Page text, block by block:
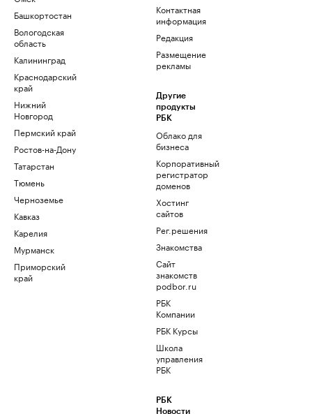
Башкортостан
Вологодская
область
Калининград
Краснодарский
край
Нижний
Новгород
Пермский край
Ростов-на-Дону
Татарстан
Тюмень
Черноземье
Кавказ
Карелия
Мурманск
Приморский
край
Контактная
информация
Редакция
Размещение
рекламы
Другие
продукты
РБК
Облако для
бизнеса
Корпоративный
регистратор
доменов
Хостинг
сайтов
Рег.решения
Знакомства
Сайт
знакомств
podbor.ru
РБК
Компании
РБК Курсы
Школа
управления
РБК
РБК
Новости